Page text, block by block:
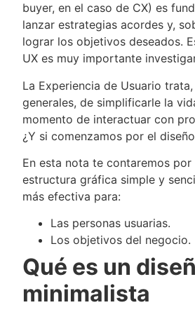
buyer, en el caso de CX) es
lanzar estrategias acordes y,
lograr los objetivos deseados.
UX es muy importante
La Experiencia de Usuario
generales, de simplificarle la
momento de interactuar con
¿Y si comenzamos por el
En esta nota te contaremos por
estructura gráfica simple y
más efectiva para:
Las personas usuarias.
Los objetivos del negocio.
Qué es un
minimalista